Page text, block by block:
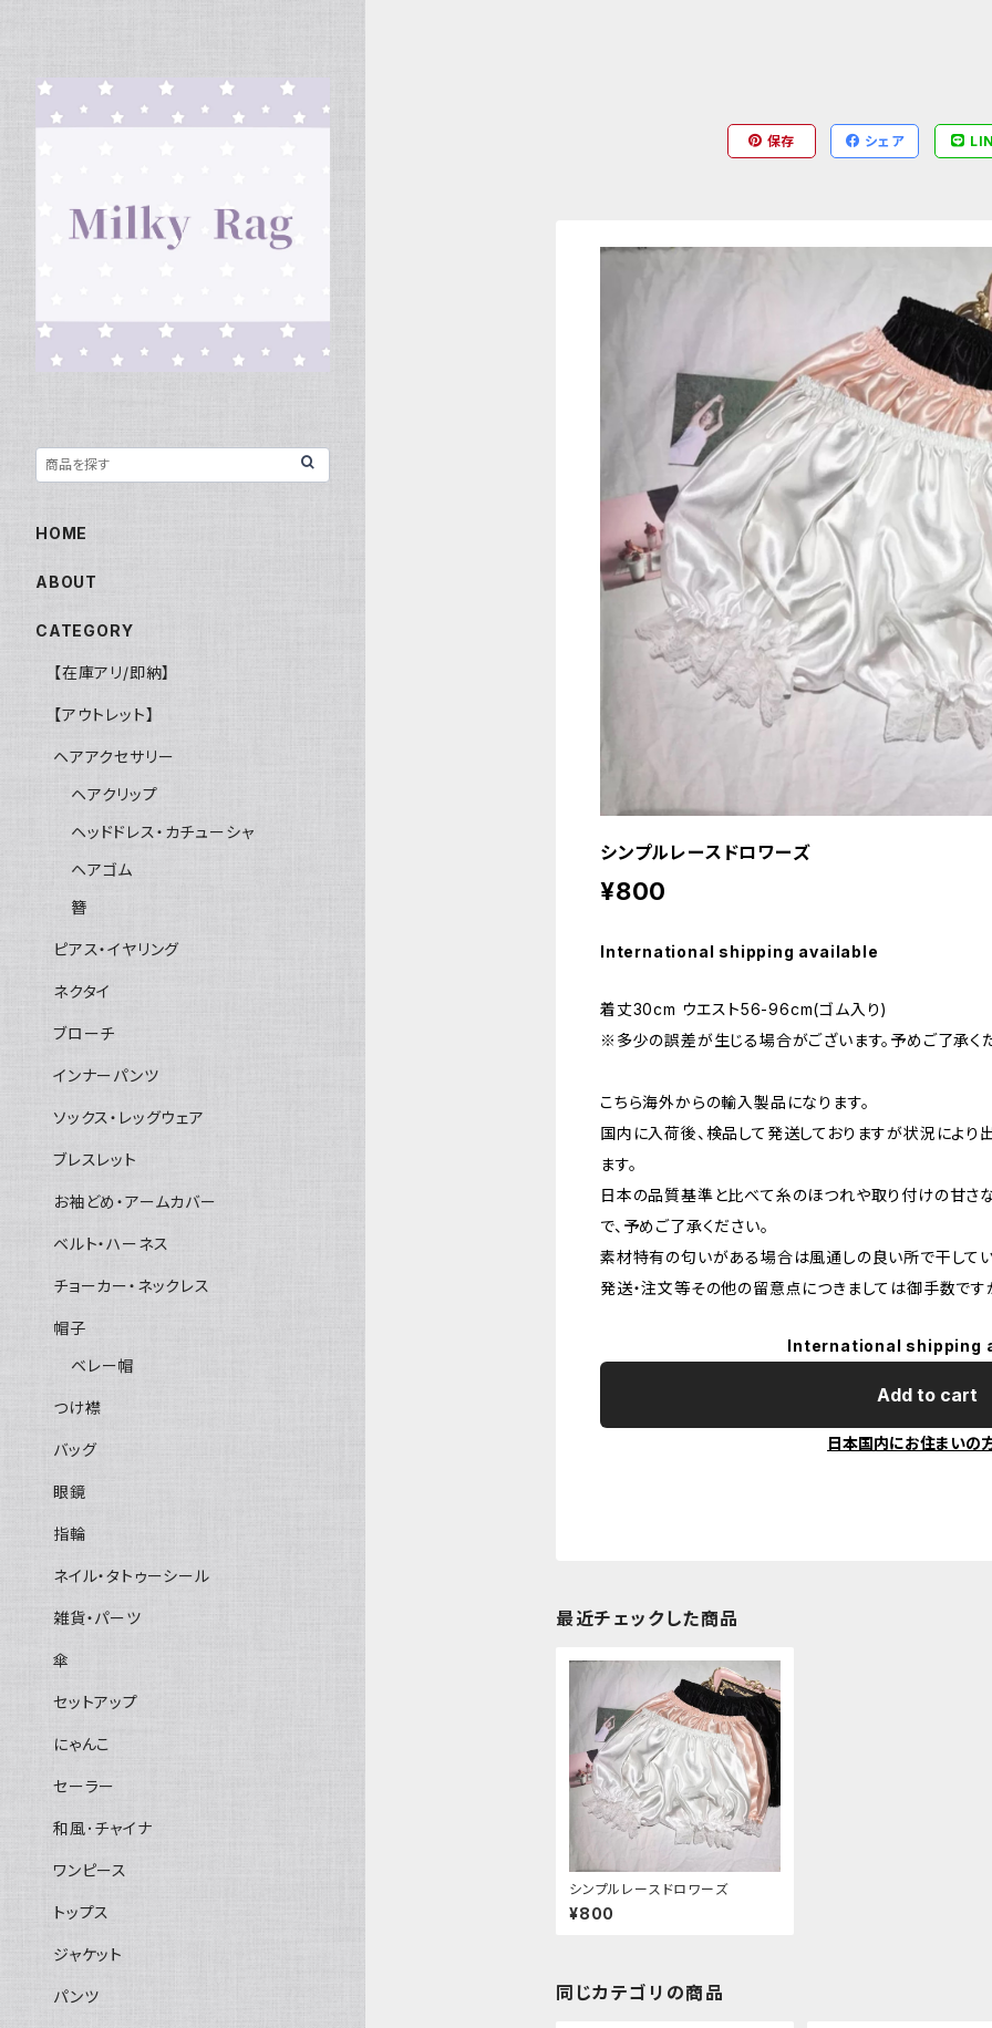
保存 シェア
シンプルレースドロワーズ
¥800
International shipping available
着丈30cm ウエスト56-96cm(ゴム入り)
※多少の誤差が生じる場合がございます。予めご了承く
こちら海外からの輸入製品になります。
国内に入荷後、検品して発送しておりますが状況によ
ます。
日本の品質基準と比べて糸のほつれや取り付けの甘さ
で、予めご了承ください。
素材特有の匂いがある場合は風通しの良い所で干して
発送・注文等その他の留意点につきましては御手数で
International shipping
Add to cart
日本国内にお住まいの
最近チェックした商品
シンプルレースドロワーズ
¥800
同じカテゴリの商品
HOME
ABOUT
CATEGORY
【在庫アリ/即納】
【アウトレット】
ヘアアクセサリー
ヘアクリップ
ヘッドドレス・カチューシャ
ヘアゴム
簪
ピアス・イヤリング
ネクタイ
ブローチ
インナーパンツ
ソックス・レッグウェア
ブレスレット
お袖どめ・アームカバー
ベルト・ハーネス
チョーカー・ネックレス
帽子
ベレー帽
つけ襟
バッグ
眼鏡
指輪
ネイル・タトゥーシール
雑貨・パーツ
傘
セットアップ
にゃんこ
セーラー
和風･チャイナ
ワンピース
トップス
ジャケット
パンツ